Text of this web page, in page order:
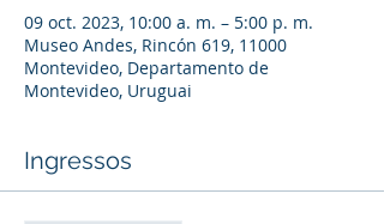
09 oct. 2023, 10:00 a. m. – 5:00 p. m.
Museo Andes, Rincón 619, 11000
Montevideo, Departamento de
Montevideo, Uruguai
Ingressos